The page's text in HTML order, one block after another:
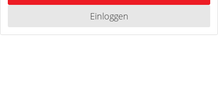
Einloggen